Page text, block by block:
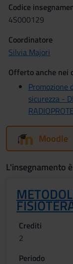
Codice
4S000129
Coordinatore
Silvia Majori
Offerto anche nei
Promozione
sicurezza -
Moodle
L'insegnamento
Crediti
2
Periodo